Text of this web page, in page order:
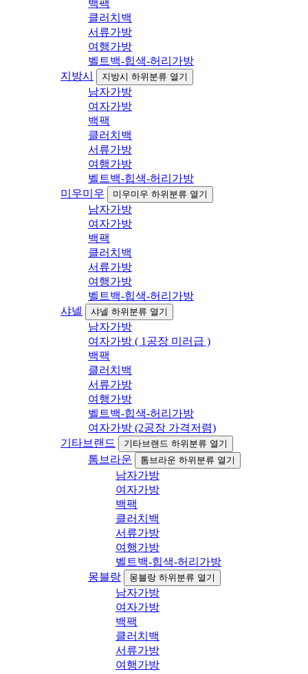
백팩
클러치백
서류가방
여행가방
벨트백-힙색-허리가방
지방시
지방시 하위분류 열기
남자가방
여자가방
백팩
클러치백
서류가방
여행가방
벨트백-힙색-허리가방
미우미우
미우미우 하위분류 열기
남자가방
여자가방
백팩
클러치백
서류가방
여행가방
벨트백-힙색-허리가방
샤넬
샤넬 하위분류 열기
남자가방
여자가방 ( 1공장 미러급 )
백팩
클러치백
서류가방
여행가방
벨트백-힙색-허리가방
여자가방 (2공장 가격저렴)
기타브랜드
기타브랜드 하위분류 열기
톰브라운 톰브라운 하위분류 열기
남자가방
여자가방
백팩
클러치백
서류가방
여행가방
벨트백-힙색-허리가방
몽블랑
몽블랑 하위분류 열기
남자가방
여자가방
백팩
클러치백
서류가방
여행가방